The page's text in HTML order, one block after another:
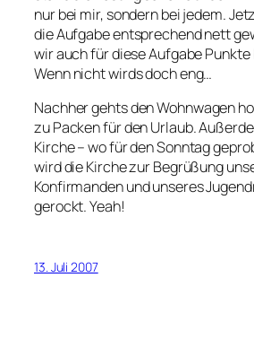
nur bei mir, sondern bei jedem.
die Aufgabe entsprechend nett
wir auch für diese Aufgabe
Wenn nicht wirds doch eng…
Nachher gehts den Wohnwagen
zu Packen für den Urlaub.
Kirche – wo für den Sonntag
wird die Kirche zur Begrüßung
Konfirmanden und unseres
gerockt. Yeah!
13. Juli 2007